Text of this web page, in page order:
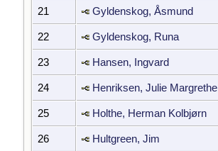
21 Gyldenskog, Åsmund
22 Gyldenskog, Runa
23 Hansen, Ingvard
24 Henriksen, Julie Margrethe
25 Holthe, Herman Kolbjørn
26 Hultgreen, Jim